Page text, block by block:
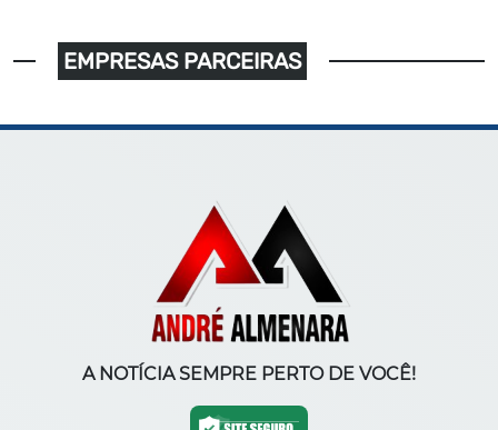
EMPRESAS PARCEIRAS
A NOTÍCIA SEMPRE PERTO DE VOCÊ!